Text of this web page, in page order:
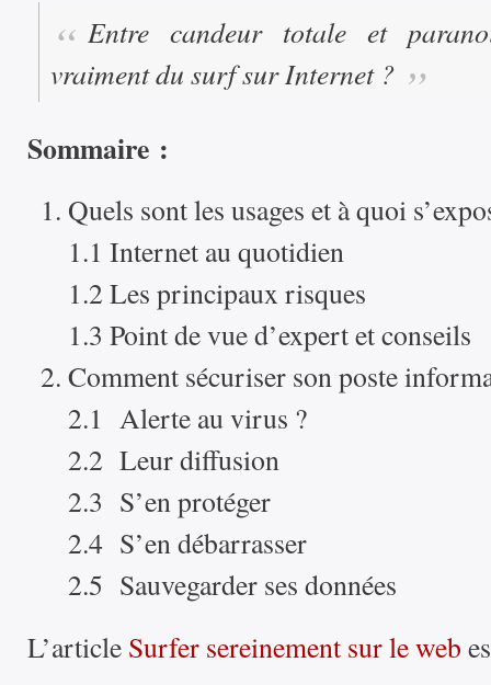
Entre candeur totale et
vraiment du surf sur Internet ?
Sommaire :
Quels sont les usages et à quoi
1.1 Internet au quotidien
1.2 Les principaux risques
1.3 Point de vue d’expert et conseils
Comment sécuriser son poste
2.1 Alerte au virus ?
2.2 Leur diffusion
2.3 S’en protéger
2.4 S’en débarrasser
2.5 Sauvegarder ses données
L’article Surfer sereinement sur le web